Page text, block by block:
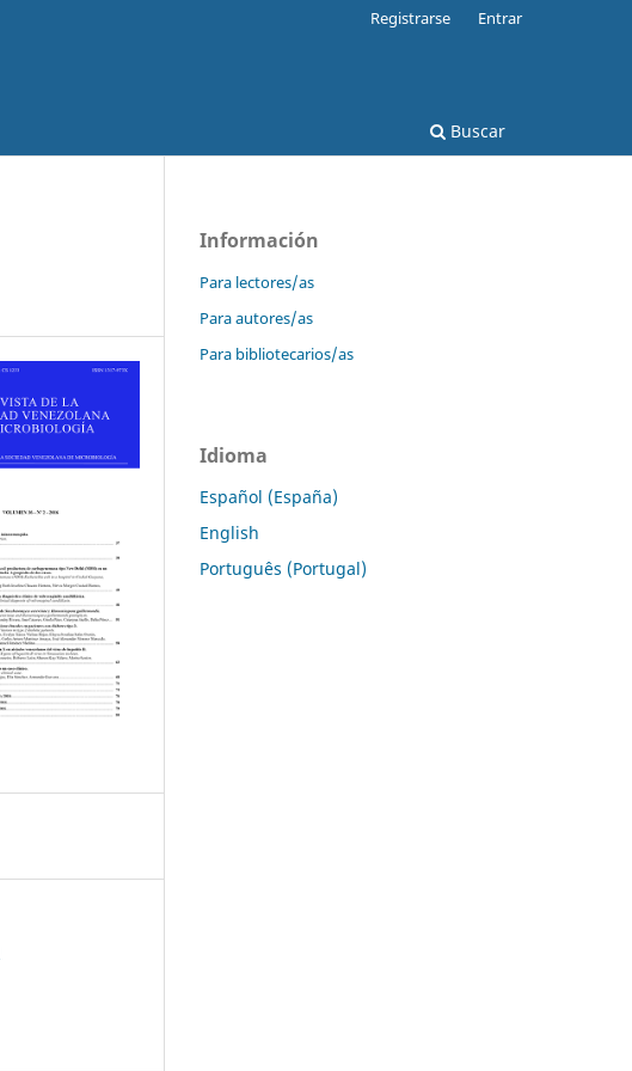
Buscar
Registrarse Entrar
Información
Para lectores/as
Para autores/as
Para bibliotecarios/as
Idioma
Español (España)
English
Português (Portugal)